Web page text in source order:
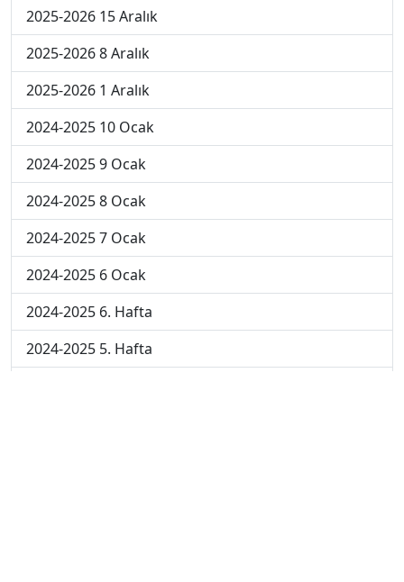
2025-2026 15 Aralık
2025-2026 8 Aralık
2025-2026 1 Aralık
2024-2025 10 Ocak
2024-2025 9 Ocak
2024-2025 8 Ocak
2024-2025 7 Ocak
2024-2025 6 Ocak
2024-2025 6. Hafta
2024-2025 5. Hafta